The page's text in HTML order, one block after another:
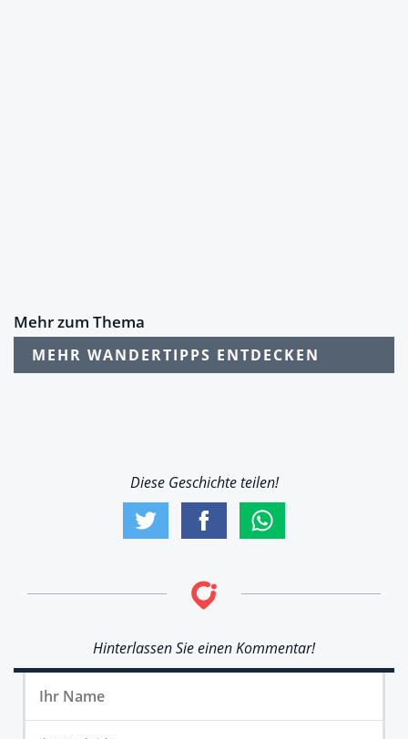
Mehr zum Thema
MEHR WANDERTIPPS ENTDECKEN
Diese Geschichte teilen!
Hinterlassen Sie einen Kommentar!